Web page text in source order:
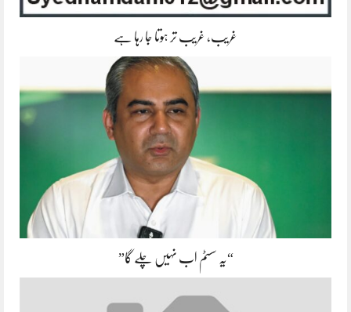
غریب، غریب تر ہوتا جا رہا ہے
“یہ سسٹم اب نہیں چلے گا”